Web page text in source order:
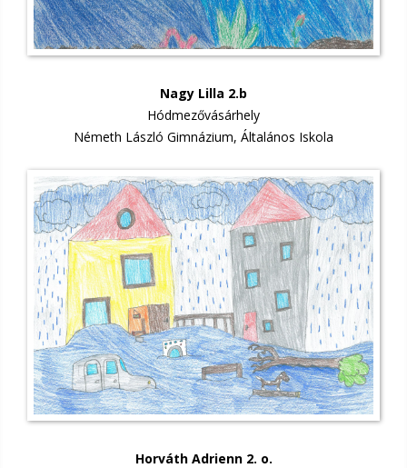
Nagy Lilla 2.b
Hódmezővásárhely
Németh László Gimnázium, Általános Iskola
Horváth Adrienn 2. o.